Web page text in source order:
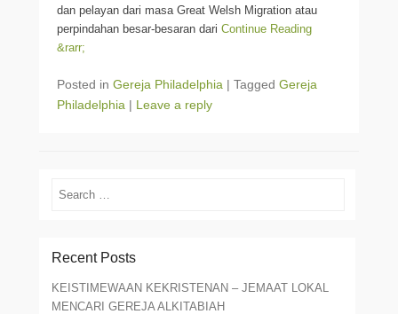
dan pelayan dari masa Great Welsh Migration atau
perpindahan besar-besaran dari Continue Reading
&rarr;
Posted in Gereja Philadelphia | Tagged Gereja
Philadelphia | Leave a reply
Search
Recent Posts
KEISTIMEWAAN KEKRISTENAN – JEMAAT LOKAL
MENCARI GEREJA ALKITABIAH